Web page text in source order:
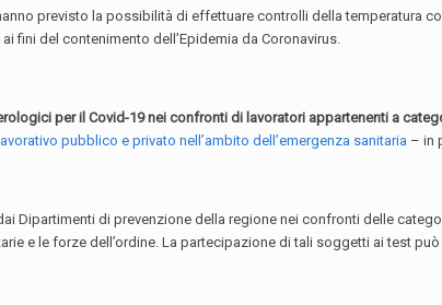
previsto la possibilità di effettuare controlli della temperatura
fini del contenimento dell’Epidemia da Coronavirus.
per il Covid-19 nei confronti di lavoratori appartenenti a
pubblico e privato nell’ambito dell’emergenza sanitaria – in
Dipartimenti di prevenzione della regione nei confronti delle
e le forze dell’ordine. La partecipazione di tali soggetti ai test